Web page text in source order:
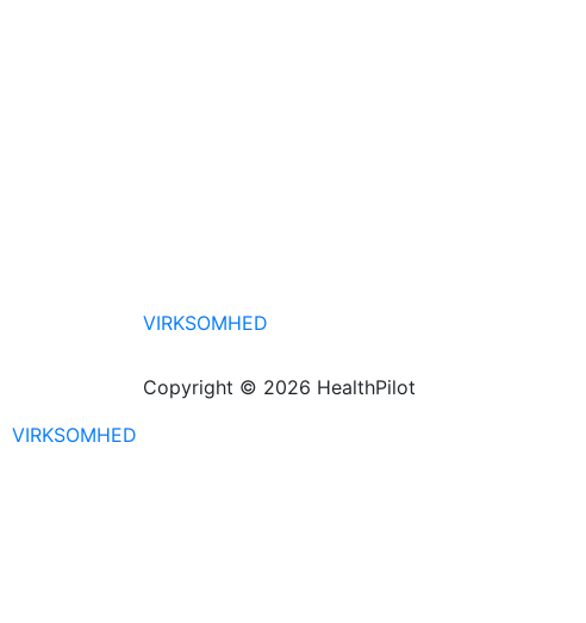
VIRKSOMHED
Copyright © 2026 HealthPilot
VIRKSOMHED